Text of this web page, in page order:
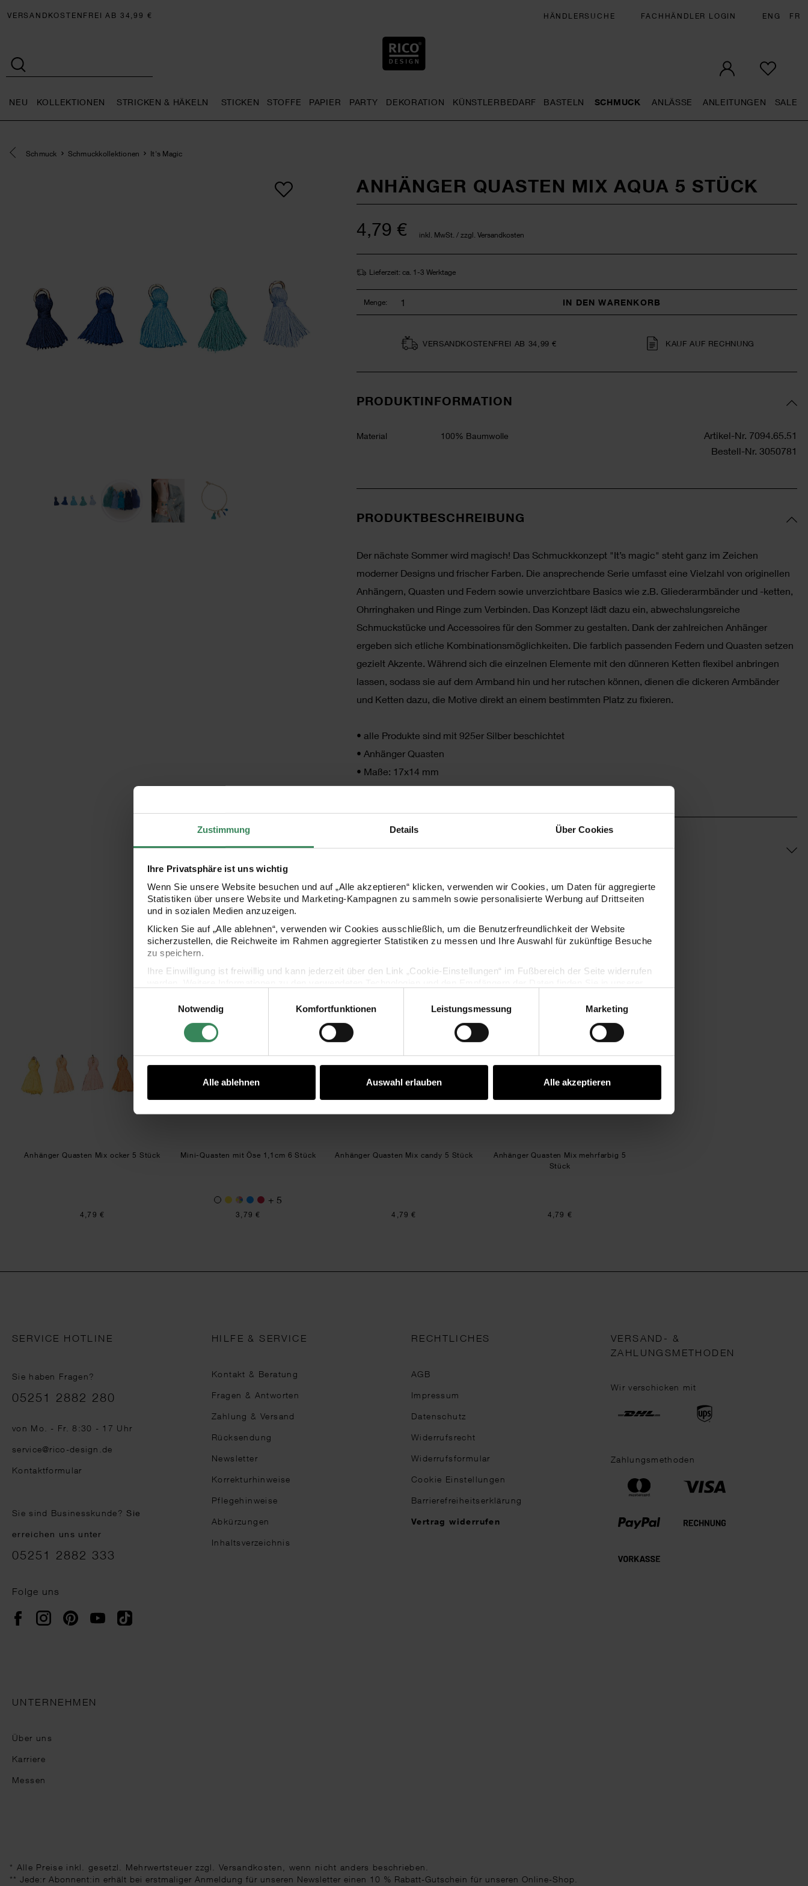
Zustimmung Details Über Cookies
Ihre Privatsphäre ist uns wichtig
Wenn Sie unsere Website besuchen und auf „Alle akzeptieren“ klicken, verwenden wir Cookies, um Daten für aggregierte
Statistiken über unsere Website und Marketing-Kampagnen zu sammeln sowie personalisierte Werbung auf Drittseiten
und in sozialen Medien anzuzeigen.
Klicken Sie auf „Alle ablehnen“, verwenden wir Cookies ausschließlich, um die Benutzerfreundlichkeit der Website
sicherzustellen, die Reichweite im Rahmen aggregierter Statistiken zu messen und Ihre Auswahl für zukünftige Besuche
zu speichern.
Ihre Einwilligung ist freiwillig und kann jederzeit über den Link „Cookie-Einstellungen“ im Fußbereich der Seite widerrufen
Impressum
Datenschutz Vertrag widerrufen
Notwendig
Komfortfunktionen Leistungsmessung Marketing
Alle ablehnen Auswahl erlauben Alle akzeptieren
VERSANDKOSTENFREI AB 34,99 € HÄNDLERSUCHE FACHHÄNDLER LOGIN ENG FR
NEU KOLLEKTIONEN STRICKEN & HÄKELN STICKEN STOFFE PAPIER PARTY DEKORATION KÜNSTLERBEDARF BASTELN SCHMUCK ANLÄSSE ANLEITUNGEN SALE
Eine Kategorie zurück navigieren
Schmuck Schmuckkollektionen It's Magic
ANHÄNGER QUASTEN MIX AQUA 5 STÜCK
4,79 € inkl. MwSt. / zzgl. Versandkosten
Lieferzeit: ca. 1-3 Werktage
Menge: IN DEN WARENKORB
VERSAND­KOSTEN­FREI AB 34,99 € KAUF AUF RECHNUNG
PRODUKTINFORMATION
Material 100% Baumwolle Artikel-Nr. 7094.65.51
Bestell-Nr. 3050781
PRODUKTBESCHREIBUNG
Der nächste Sommer wird magisch! Das Schmuckkonzept "It’s magic" steht ganz im Zeichen
moderner Designs und frischer Farben. Die ansprechende Serie umfasst eine Vielzahl von originellen
Anhängern, Quasten und Federn sowie unverzichtbare Basics wie z.B. Gliederarmbänder und -ketten,
Ohrringhaken und Ringe zum Verbinden. Das Konzept lädt dazu ein, abwechslungsreiche
Schmuckstücke und Accessoires für den Sommer zu gestalten. Dank der zahlreichen Anhänger
ergeben sich etliche Kombinationsmöglichkeiten. Die farblich passenden Federn und Quasten setzen
gezielt Akzente. Während sich die einzelnen Elemente mit den dünneren Ketten flexibel anbringen
lassen, sodass sie auf dem Armband hin und her rutschen können, dienen die dickeren Armbänder
und Ketten dazu, die Motive direkt an einem bestimmten Platz zu fixieren.
• alle Produkte sind mit 925er Silber beschichtet
• Anhänger Quasten
• Maße: 17x14 mm
•Inhalt: 5 Stück
HERSTELLER
KAUFEMPFEHLUNG
Anhänger Quasten Mix ocker 5 Stück
Anhänger Quasten Mix ocker 5 Stück
4,79 €
Mini-Quasten mit Öse 1,1cm 6 Stück
Mini-Quasten mit Öse 1,1cm 6 Stück
+ 5
3,79 €
Anhänger Quasten Mix candy 5 Stück
Anhänger Quasten Mix candy 5 Stück
4,79 €
Anhänger Quasten Mix mehrfarbig 5 Stück
Anhänger Quasten Mix mehrfarbig 5
Stück
4,79 €
SERVICE HOTLINE
Sie haben Fragen?
Telefonnummer
05251 2882 280
von Mo. - Fr. 8:30 - 17 Uhr
service@rico-design.de
Kontaktformular
Sie sind Businesskunde?Sie
erreichen uns unter
05251 2882 333
Folge uns
FacebookInstagramPinterestYouTubeTikTok
HILFE & SERVICE
Kontakt & Beratung
Fragen & Antworten
Zahlung & Versand
Rücksendung
Newsletter
Korrekturhinweise
Pflegehinweise
Abkürzungen
Inhaltsverzeichnis
RECHTLICHES
AGB
Impressum
Datenschutz
Widerrufsrecht
Widerrufsformular
Cookie Einstellungen
Barrierefreiheitserklärung
Vertrag widerrufen
VERSAND- &
ZAHLUNGSMETHODEN
Wir verschicken mit
Zahlungsmethoden
UNTERNEHMEN
Über uns
Karriere
Messen
* Alle Preise inkl. gesetzl. Mehrwertsteuer zzgl.Versandkosten
, wenn nicht anders beschrieben.
** Jede:r Abonnent:in erhält bei erstmaliger Anmeldung für unseren Newsletter einen 10 % Rabatt-Gutschein für unseren Online-Shop.